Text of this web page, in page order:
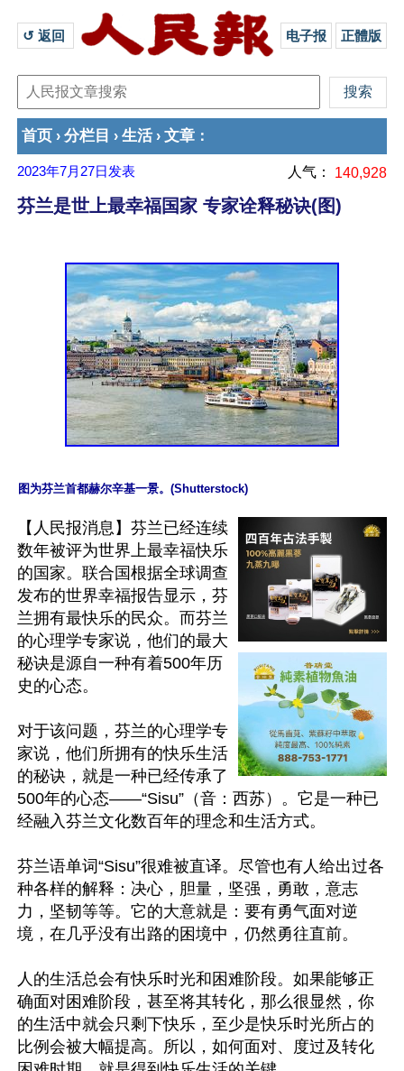
↺ 返回 电子报 正體版
首页 › 分栏目 › 生活 › 文章 ：
2023年7月27日 发表 人气： 140,928
芬兰是世上最幸福国家 专家诠释秘诀(图)
【人民报消息】芬兰已经连续
数年被评为世界上最幸福快乐
的国家。联合国根据全球调查
发布的世界幸福报告显示，芬
兰拥有最快乐的民众。而芬兰
的心理学专家说，他们的最大
秘诀是源自一种有着500年历
史的心态。
对于该问题，芬兰的心理学专
家说，他们所拥有的快乐生活
的秘诀，就是一种已经传承了
500年的心态——“Sisu”（音：西苏）。它是一种已
经融入芬兰文化数百年的理念和生活方式。
芬兰语单词“Sisu”很难被直译。尽管也有人给出过各
种各样的解释：决心，胆量，坚强，勇敢，意志
力，坚韧等等。它的大意就是：要有勇气面对逆
境，在几乎没有出路的困境中，仍然勇往直前。
人的生活总会有快乐时光和困难阶段。如果能够正
确面对困难阶段，甚至将其转化，那么很显然，你
的生活中就会只剩下快乐，至少是快乐时光所占的
比例会被大幅提高。所以，如何面对、度过及转化